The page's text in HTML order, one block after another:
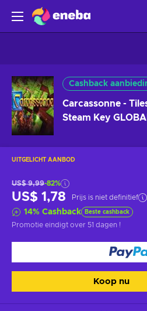
Cashback
Carcassonne -
Steam Key
UITGELICHT AANBOD
US$ 9,99-82%
US$ 1,78 Prijs is niet definitief
14% Cashback Beste cashback
Promotie eindigt over 51 dagen !
Koop nu